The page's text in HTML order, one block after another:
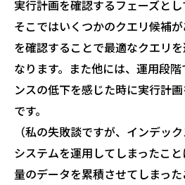
実行計画を確認するフェーズとし
そこではいくつかのクエリ候補
を確認することで最適なクエリ
なります。また他には、運用段
ンスの低下を感じた時に実行計
です。
（私の失敗談ですが、インデッ
システムを運用してしまったこ
量のデータを累積させてしまっ